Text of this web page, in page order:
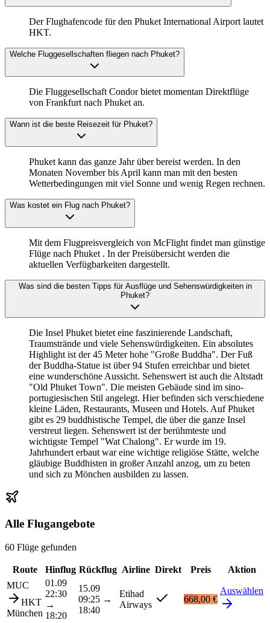
Der Flughafencode für den Phuket International Airport lautet
HKT.
Welche Fluggesellschaften fliegen nach Phuket?
Die Fluggesellschaft Condor bietet momentan Direktflüge
von Frankfurt nach Phuket an.
Wann ist die beste Reisezeit für Phuket?
Phuket kann das ganze Jahr über bereist werden. In den
Monaten November bis April kann man mit den besten
Wetterbedingungen mit viel Sonne und wenig Regen rechnen.
Was kostet ein Flug nach Phuket?
Mit dem Flugpreisvergleich von McFlight findet man günstige
Flüge nach Phuket . In der Preisübersicht werden die
aktuellen Verfügbarkeiten dargestellt.
Was sind die besten Tipps für Ausflüge und Sehenswürdigkeiten in
Phuket?
Die Insel Phuket bietet eine faszinierende Landschaft,
Traumstrände und viele Sehenswürdigkeiten. Ein absolutes
Highlight ist der 45 Meter hohe "Große Buddha". Der Fuß
der Buddha-Statue ist über 94 Stufen erreichbar und bietet
eine wunderschöne Aussicht. Sehenswert ist auch die Altstadt
"Old Phuket Town". Die meisten Gebäude sind im sino-
portugiesischen Stil angelegt. Hier befinden sich verschiedene
kleine Läden, Restaurants, Museen und Hotels. Auf Phuket
gibt es 29 buddhistische Tempel, die über die ganze Insel
verstreut liegen. Sehenswert ist der berühmteste und
wichtigste Tempel "Wat Chalong". Er wurde im 19.
Jahrhundert erbaut war eine wichtige religiöse Stätte, welche
gläubige Buddhisten in großer Anzahl anzog, um zu beten
und sich zu Mönchen ausbilden zu lassen.
Alle Flugangebote
60 Flüge gefunden
Route Hinflug Rückflug Airline Direkt Preis
Aktion
MUC
HKT
München
01.09
22:30
→
18:20
15.09
09:25 →
18:40
Etihad
Airways
668,00 €
Auswählen